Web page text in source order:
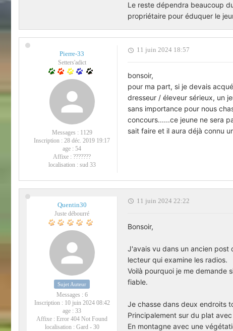
Le reste dépendra beaucoup
propriétaire pour éduquer le
Pierre-33
Setters'adict
Messages : 1129
Inscription : 28 déc. 2019 19:17
age : 54
Affixe : ???????
localisation : sud 33
11 juin 2024 18:57
bonsoir,
pour ma part, si je devais
dresseur / éleveur sérieux, un
sans importance pour nous
concours......ce jeune ne sera
sait faire et il aura déjà connu
Quentin30
Juste débourré
Sujet Auteur
Messages : 6
Inscription : 10 juin 2024 08:42
age : 33
Affixe : Error 404 Not Found
localisation : Gard - 30
11 juin 2024 22:22
Bonsoir,
J'avais vu dans un ancien post
lecteur qui examine les radios.
Voilà pourquoi je me demande
fiable.
Je chasse dans deux endroits
Principalement sur du plat
En montagne avec une